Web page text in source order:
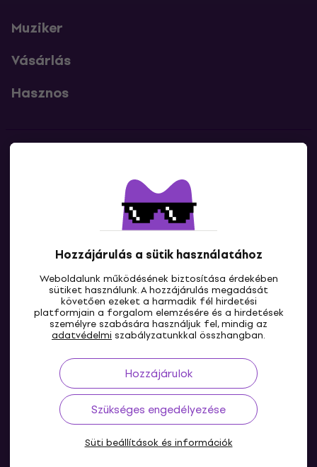
Hozzájárulás a sütik használatához
Weboldalunk működésének biztosítása érdekében
sütiket használunk. A hozzájárulás megadását
követően ezeket a harmadik fél hirdetési
platformjain a forgalom elemzésére és a hirdetések
személyre szabására használjuk fel, mindig az
adatvédelmi szabályzatunkkal összhangban.
Hozzájárulok
Szükséges engedélyezése
Süti beállítások és információk
Muziker
Vásárlás
Hasznos
Lépj kapcsolatba velünk
HU